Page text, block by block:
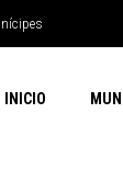
INICIO